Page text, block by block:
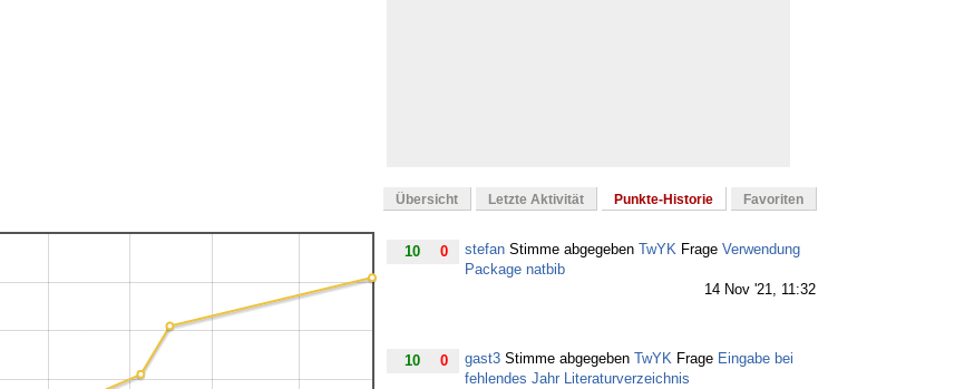
Übersicht Letzte Aktivität Punkte-Historie Favoriten
10 0 stefan Stimme abgegeben TwYK Frage Verwendung
Package natbib
14 Nov '21, 11:32
10 0 gast3 Stimme abgegeben TwYK Frage Eingabe bei
fehlendes Jahr Literaturverzeichnis